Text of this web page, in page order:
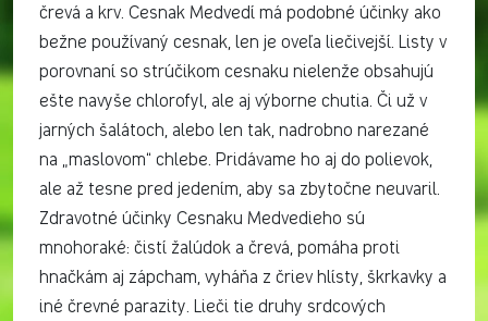
črevá a krv. Cesnak Medvedí má podobné účinky ako
bežne používaný cesnak, len je oveľa liečivejší. Listy v
porovnaní so strúčikom cesnaku nielenže obsahujú
ešte navyše chlorofyl, ale aj výborne chutia. Či už v
jarných šalátoch, alebo len tak, nadrobno narezané
na „maslovom“ chlebe. Pridávame ho aj do polievok,
ale až tesne pred jedením, aby sa zbytočne neuvaril.
Zdravotné účinky Cesnaku Medvedieho sú
mnohoraké: čistí žalúdok a črevá, pomáha proti
hnačkám aj zápcham, vyháňa z čriev hlísty, škrkavky a
iné črevné parazity. Lieči tie druhy srdcových